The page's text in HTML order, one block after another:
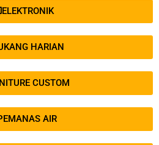
ELEKTRONIK
HARIAN
CUSTOM
AIR